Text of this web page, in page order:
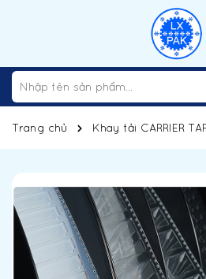
Trang chủ Khay tải CARRIER